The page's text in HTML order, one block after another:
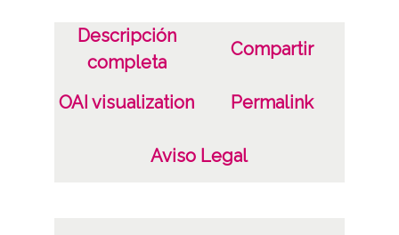
Descripción
completa
Compartir
OAI visualization Permalink
Aviso Legal